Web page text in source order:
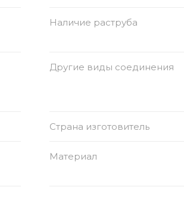
Наличие раструба
Другие виды соединения
Страна изготовитель
Материал